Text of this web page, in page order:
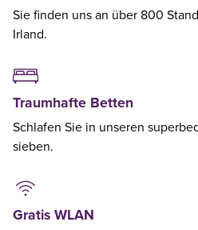
Sie finden uns an über 800
Irland.
Traumhafte Betten
Schlafen Sie in unseren
sieben.
Gratis WLAN